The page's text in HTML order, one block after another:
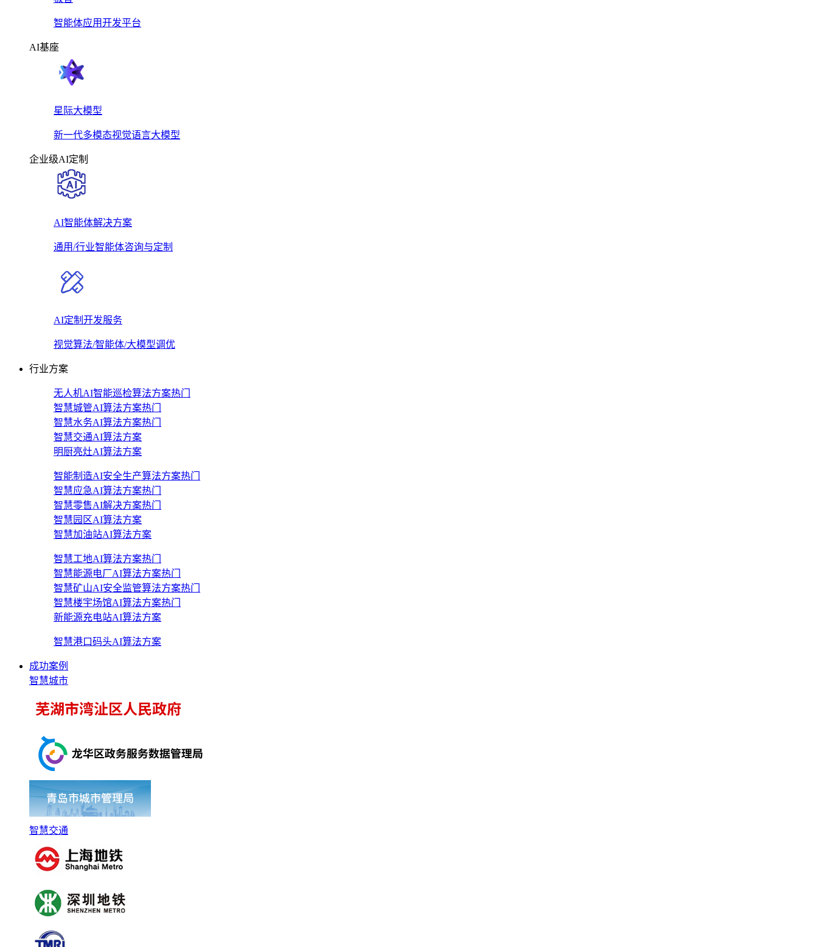
智能体应用开发平台
AI基座
星际大模型
新一代多模态视觉语言大模型
企业级AI定制
AI智能体解决方案
通用/行业智能体咨询与定制
AI定制开发服务
视觉算法/智能体/大模型调优
行业方案
无人机AI智能巡检算法方案热门
智慧城管AI算法方案热门
智慧水务AI算法方案热门
智慧交通AI算法方案
明厨亮灶AI算法方案
智能制造AI安全生产算法方案热门
智慧应急AI算法方案热门
智慧零售AI解决方案热门
智慧园区AI算法方案
智慧加油站AI算法方案
智慧工地AI算法方案热门
智慧能源电厂AI算法方案热门
智慧矿山AI安全监管算法方案热门
智慧楼宇场馆AI算法方案热门
新能源充电站AI算法方案
智慧港口码头AI算法方案
成功案例
智慧城市
智慧交通